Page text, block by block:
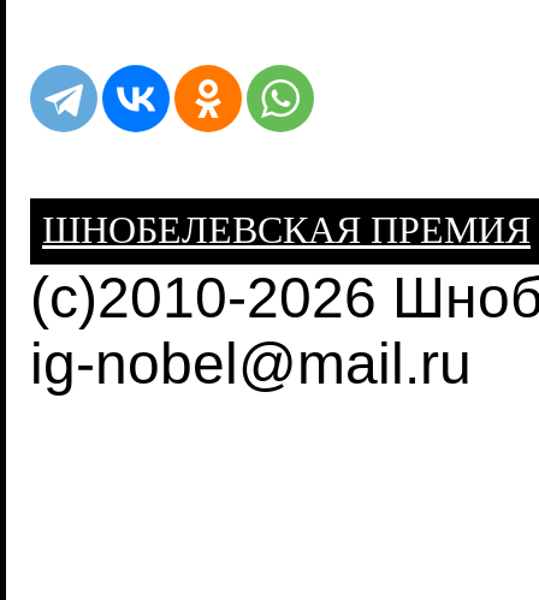
ШНОБЕЛЕВСКАЯ ПРЕМИЯ
(c)2010-2026
ig-nobel@mail.ru